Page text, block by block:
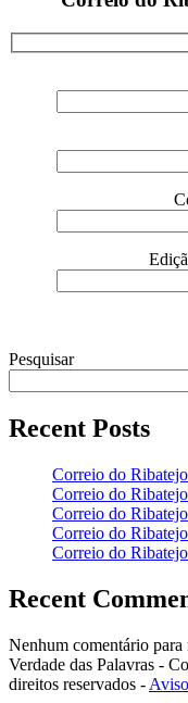
Pesquisar
Recent Posts
Correio do
Correio do
Correio do
Correio do
Correio do
Recent
Nenhum comentário para
Verdade das Palavras -
direitos reservados -